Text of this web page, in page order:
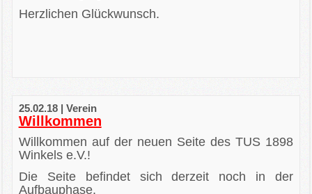
Herzlichen Glückwunsch.
25.02.18 | Verein
Willkommen
Willkommen auf der neuen Seite des TUS 1898
Winkels e.V.!
Die Seite befindet sich derzeit noch in der
Aufbauphase.